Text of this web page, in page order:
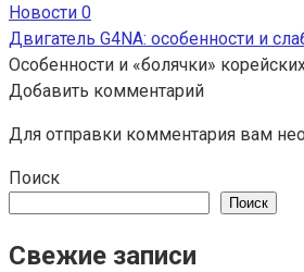
Новости 0
Двигатель G4NA: особенности и
Особенности и «болячки»
Добавить комментарий
Для отправки комментария вам
Поиск
Поиск
Свежие записи